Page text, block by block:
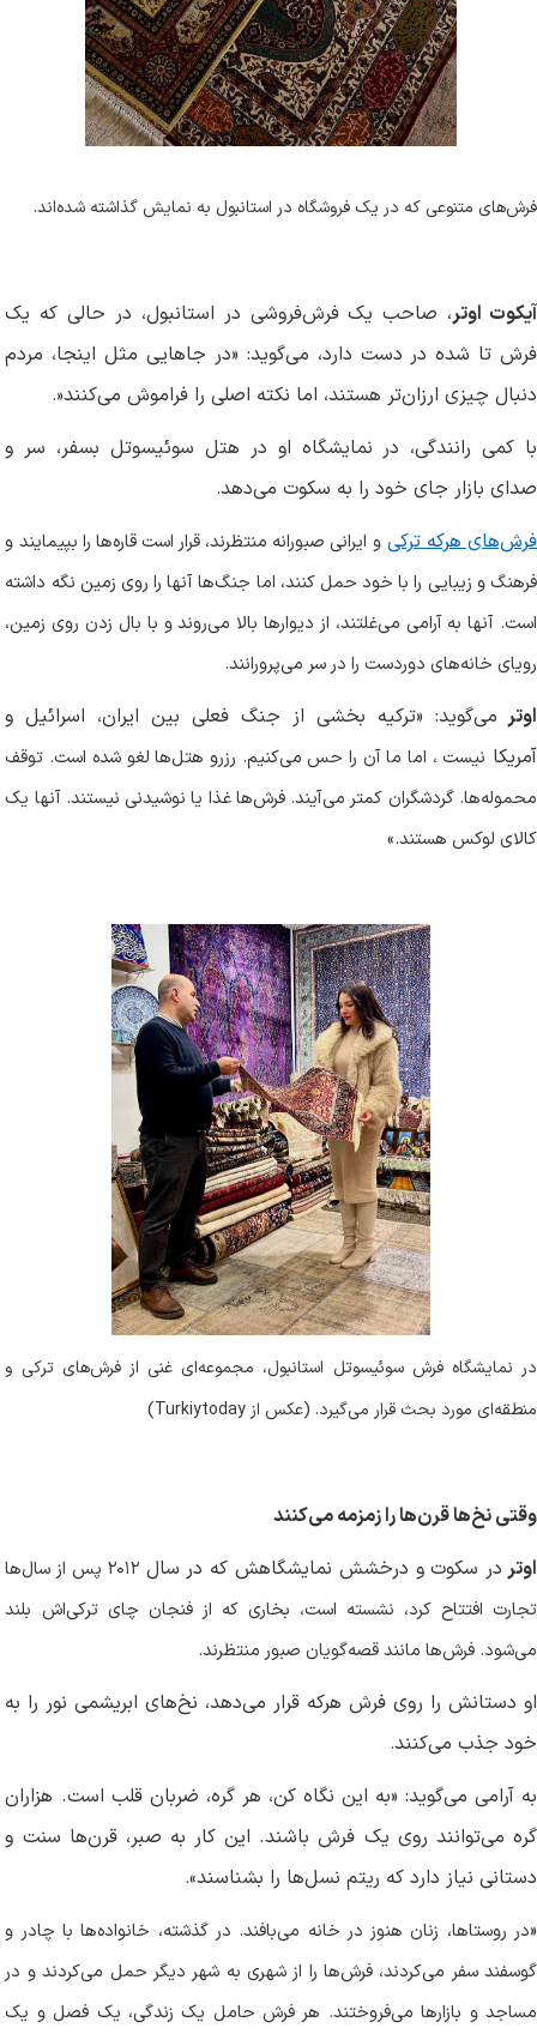
فرش‌های متنوعی که در یک فروشگاه در استانبول به نمایش گذاشته شده‌اند.
آیکوت اوتر، صاحب یک فرش‌فروشی در استانبول، در حالی که یک
فرش تا شده در دست دارد، می‌گوید: «در جاهایی مثل اینجا، مردم
دنبال چیزی ارزان‌تر هستند، اما نکته اصلی را فراموش می‌کنند.»
با کمی رانندگی، در نمایشگاه او در هتل سوئیسوتل بسفر، سر و
صدای بازار جای خود را به سکوت می‌دهد.
فرش‌های هرکه ترکی و ایرانی صبورانه منتظرند، قرار است قاره‌ها را بپیمایند و
فرهنگ و زیبایی را با خود حمل کنند، اما جنگ‌ها آنها را روی زمین نگه داشته
است. آنها به آرامی می‌غلتند، از دیوارها بالا می‌روند و با بال زدن روی زمین،
رویای خانه‌های دوردست را در سر می‌پرورانند.
اوتر می‌گوید: «ترکیه بخشی از جنگ فعلی بین ایران، اسرائیل و
آمریکا نیست ، اما ما آن را حس می‌کنیم. رزرو هتل‌ها لغو شده است. توقف
محموله‌ها. گردشگران کمتر می‌آیند. فرش‌ها غذا یا نوشیدنی نیستند. آنها یک
کالای لوکس هستند.
»
در نمایشگاه فرش سوئیسوتل استانبول، مجموعه‌ای غنی از فرش‌های ترکی و
منطقه‌ای مورد بحث قرار می‌گیرد. (عکس از Turkiytoday)
وقتی نخ‌ها قرن‌ها را زمزمه می‌کنند
اوتر در سکوت و درخشش نمایشگاهش که در سال۲۰۱۲ پس از سال‌ها
تجارت افتتاح کرد، نشسته است، بخاری که از فنجان چای ترکی‌اش بلند
می‌شود. فرش‌ها مانند قصه‌گویان صبور منتظرند.
او دستانش را روی فرش هرکه قرار می‌دهد، نخ‌های ابریشمی نور را به
خود جذب می‌کنند.
به آرامی می‌گوید: «به این نگاه کن، هر گره، ضربان قلب است. هزاران
گره می‌توانند روی یک فرش باشند. این کار به صبر، قرن‌ها سنت و
دستانی نیاز دارد که ریتم نسل‌ها را بشناسند.«
«در روستاها، زنان هنوز در خانه می‌بافند. در گذشته، خانواده‌ها با چادر و
گوسفند سفر می‌کردند، فرش‌ها را از شهری به شهر دیگر حمل می‌کردند و در
مساجد و بازارها می‌فروختند. هر فرش حامل یک زندگی، یک فصل و یک